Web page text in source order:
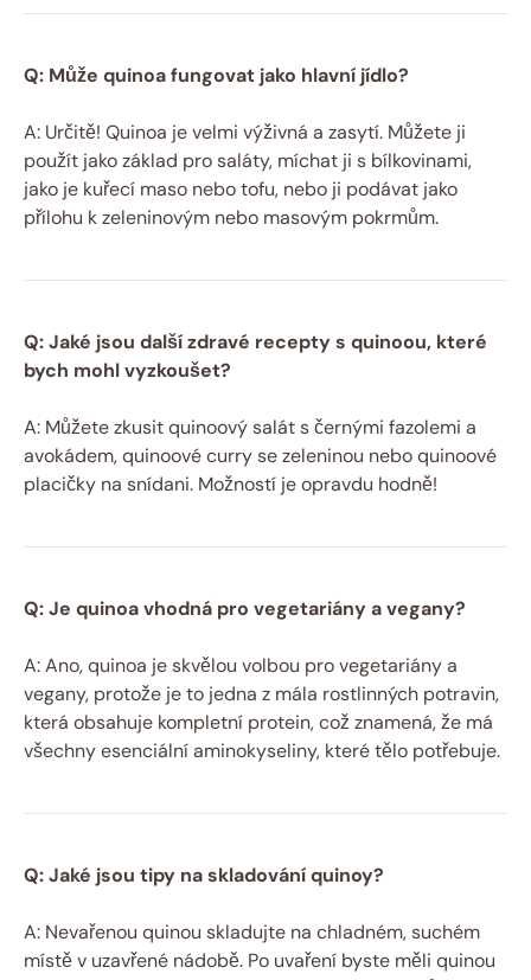
Q: Může quinoa fungovat jako hlavní jídlo?
A: Určitě! Quinoa je velmi výživná a zasytí. Můžete ji
použít jako základ pro saláty, míchat ji s bílkovinami,
jako je kuřecí maso nebo tofu, nebo ji podávat jako
přílohu k zeleninovým nebo masovým pokrmům.
Q: Jaké jsou další zdravé recepty s quinoou, které
bych mohl vyzkoušet?
A: Můžete zkusit quinoový salát s černými fazolemi a
avokádem, quinoové curry se zeleninou nebo quinoové
placičky na snídani. Možností je opravdu hodně!
Q: Je quinoa vhodná pro vegetariány a vegany?
A: Ano, quinoa je skvělou volbou pro vegetariány a
vegany, protože je to jedna z mála rostlinných potravin,
která obsahuje kompletní protein, což znamená, že má
všechny esenciální aminokyseliny, které tělo potřebuje.
Q: Jaké jsou tipy na skladování quinoy?
A: Nevařenou quinou skladujte na chladném, suchém
místě v uzavřené nádobě. Po uvaření byste měli quinou